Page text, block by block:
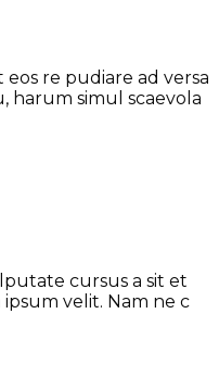
re pudiare ad versa
harum simul scaevola
cursus a sit et
velit. Nam ne c